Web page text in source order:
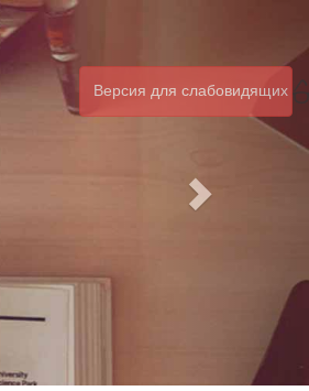
Версия для слабовидящих